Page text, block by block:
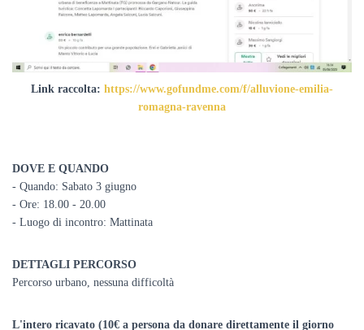
Link raccolta: https://www.gofundme.com/f/alluvione-emilia-
romagna-ravenna
DOVE E QUANDO
- Quando: Sabato 3 giugno
- Ore: 18.00 - 20.00
- Luogo di incontro: Mattinata
DETTAGLI PERCORSO
Percorso urbano, nessuna difficoltà
L'intero ricavato (10€ a persona da donare direttamente il giorno